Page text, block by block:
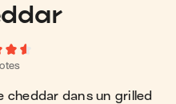
cheddar dans un grilled